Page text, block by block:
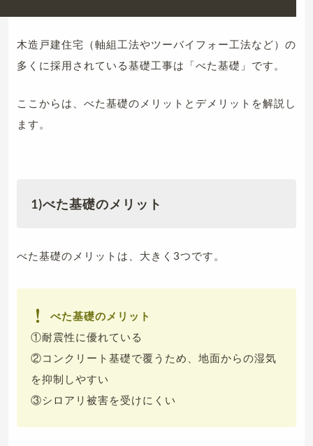
木造戸建住宅（軸組工法やツーバイフォー工法など）の
多くに採用されている基礎工事は「べた基礎」です。
ここからは、べた基礎のメリットとデメリットを解説し
ます。
1)べた基礎のメリット
べた基礎のメリットは、大きく3つです。
べた基礎のメリット
①耐震性に優れている
②コンクリート基礎で覆うため、地面からの湿気
を抑制しやすい
③シロアリ被害を受けにくい